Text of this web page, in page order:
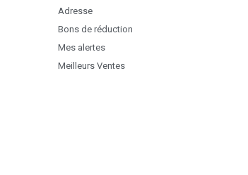
Adresse
Bons de réduction
Mes alertes
Meilleurs Ventes